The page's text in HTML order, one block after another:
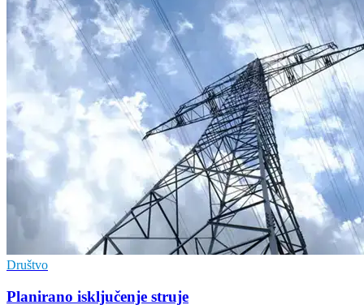
Društvo
Planirano isključenje struje